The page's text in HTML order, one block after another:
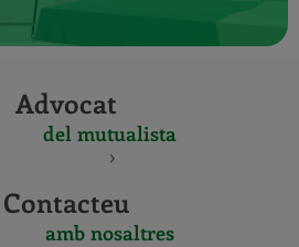
Advocat
del mutualista
Contacteu
amb nosaltres